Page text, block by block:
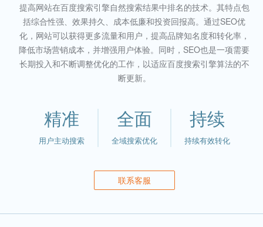
提高网站在百度搜索引擎自然搜索结果中排名的技术。其特点包
括综合性强、效果持久、成本低廉和投资回报高。通过SEO优
化，网站可以获得更多流量和用户，提高品牌知名度和转化率，
降低市场营销成本，并增强用户体验。同时，SEO也是一项需要
长期投入和不断调整优化的工作，以适应百度搜索引擎算法的不
断更新。
精准
用户主动搜索
全面
全域搜索优化
持续
持续有效转化
联系客服